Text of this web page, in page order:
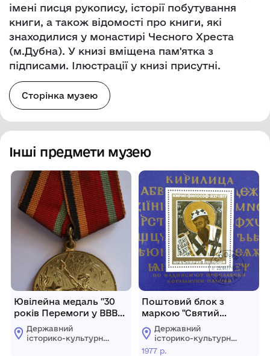
імені писця рукопису, історії побутування
книги, а також відомості про книги, які
знаходилися у монастирі Чесного Хреста
(м.Дубна). У книзі вміщена пам'ятка з
підписами. Ілюстрації у книзі присутні.
Сторінка музею
Інші предмети музею
Ювілейна медаль "30
років Перемоги у ВВВ
1941-1945 рр."
Державний
історико-культурний
Поштовий блок з
маркою "Святий
Кирило-філософ".
Державний
історико-культурний
заповідник м. Дубно
1977 р.